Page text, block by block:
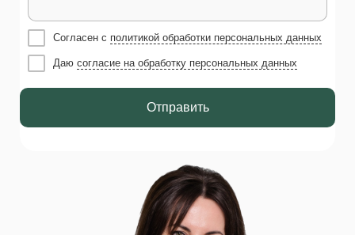
Согласен с политикой обработки персональных данных
Даю согласие на обработку персональных данных
Отправить